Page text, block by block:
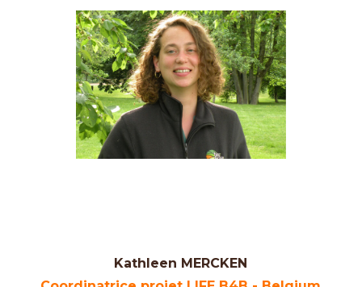
Kathleen MERCKEN